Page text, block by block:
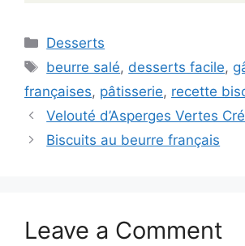
Categories
Desserts
Tags
beurre salé, desserts facile,
françaises, pâtisserie, recette
Velouté d’Asperges Vertes
Biscuits au beurre français
Leave a Comment